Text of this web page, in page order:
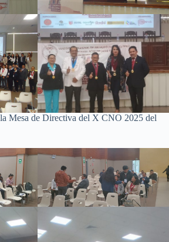
Mesa de Directiva del X CNO 2025 del